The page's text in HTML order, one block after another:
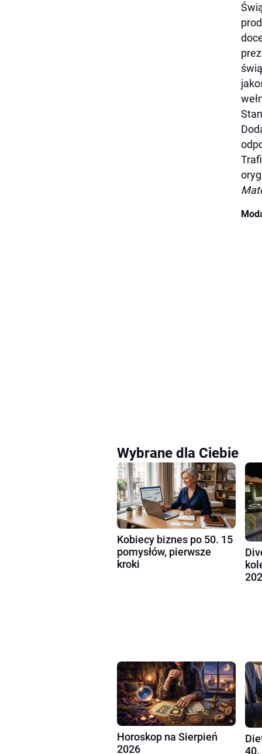
Wybrane dla Ciebie
Kobiecy biznes po 50. 15
pomysłów, pierwsze
kroki
Horoskop na Sierpień
2026
40.